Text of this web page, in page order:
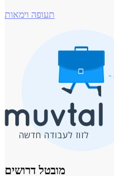
תעופה וימאות
מובטל דרושים